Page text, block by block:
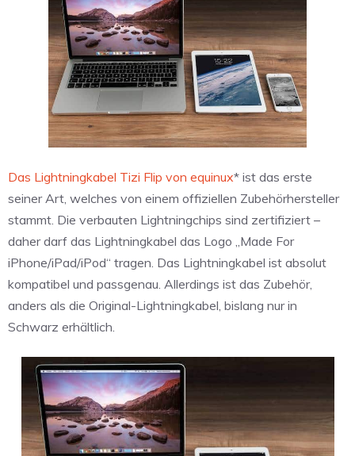
Das Lightningkabel Tizi Flip von equinux* ist das erste
seiner Art, welches von einem offiziellen Zubehörhersteller
stammt. Die verbauten Lightningchips sind zertifiziert –
daher darf das Lightningkabel das Logo „Made For
iPhone/iPad/iPod“ tragen. Das Lightningkabel ist absolut
kompatibel und passgenau. Allerdings ist das Zubehör,
anders als die Original-Lightningkabel, bislang nur in
Schwarz erhältlich.